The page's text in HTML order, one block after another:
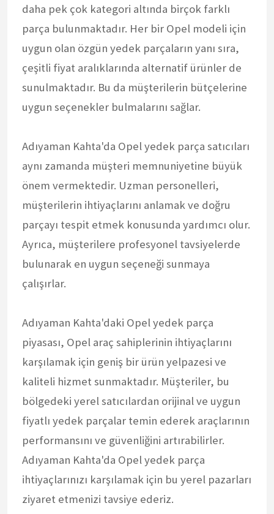
daha pek çok kategori altında birçok farklı
parça bulunmaktadır. Her bir Opel modeli için
uygun olan özgün yedek parçaların yanı sıra,
çeşitli fiyat aralıklarında alternatif ürünler de
sunulmaktadır. Bu da müşterilerin bütçelerine
uygun seçenekler bulmalarını sağlar.
Adıyaman Kahta'da Opel yedek parça satıcıları
aynı zamanda müşteri memnuniyetine büyük
önem vermektedir. Uzman personelleri,
müşterilerin ihtiyaçlarını anlamak ve doğru
parçayı tespit etmek konusunda yardımcı olur.
Ayrıca, müşterilere profesyonel tavsiyelerde
bulunarak en uygun seçeneği sunmaya
çalışırlar.
Adıyaman Kahta'daki Opel yedek parça
piyasası, Opel araç sahiplerinin ihtiyaçlarını
karşılamak için geniş bir ürün yelpazesi ve
kaliteli hizmet sunmaktadır. Müşteriler, bu
bölgedeki yerel satıcılardan orijinal ve uygun
fiyatlı yedek parçalar temin ederek araçlarının
performansını ve güvenliğini artırabilirler.
Adıyaman Kahta'da Opel yedek parça
ihtiyaçlarınızı karşılamak için bu yerel pazarları
ziyaret etmenizi tavsiye ederiz.